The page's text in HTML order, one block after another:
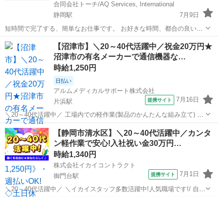
合同会社トーチ/AQ Services, International
静岡駅
7月9日
短時間で完了する、簡単なお仕事です。 お好きな時間、都合の良い場
所で、サービス員の話を聞き、その後質問票に回答する仕事です。 会
合は30分程度で、完了しています。 報酬は、1件3,500円です。 参加の
返信をお...
静岡 静岡駅 片手間
【沼津市】＼20～40代活躍中／祝金20万円★
沼津市の有名メーカーで通信機器な…
時給1,250円
日払い
アルムメディカルサポート株式会社
片浜駅
提携サイト 7月16日
＼20～40代活躍中／ 工場内での軽作業(製品のかんたんな組み立て) 国
内各地の船舶などで使われる通信機器等の組立、 製品に計器類をとり
つけるネジ締めや配線、検査など。 男女共に活躍している職場です。
単調な流れ作業の工...
静岡 沼津市 片浜駅 その他
【静岡市清水区】＼20～40代活躍中／カンタ
ン軽作業で安心!入社祝い金30万円…
時給1,340円
株式会社イカイコントラクト
御門台駅
提携サイト 7月1日
＼20～40代活躍中／ ＼イカイスタッフ多数活躍中!人気職場です!/ 自社